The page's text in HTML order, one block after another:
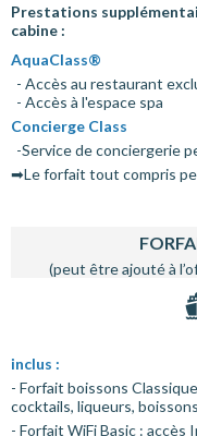
Prestations
cabine :
AquaClass®
- Accès au restaurant
- Accès à l'espace spa
Concierge Class
-Service de conciergerie
➡Le forfait tout compris
(peut être ajouté à
inclus :
- Forfait boissons
cocktails, liqueurs,
- Forfait WiFi Basic :